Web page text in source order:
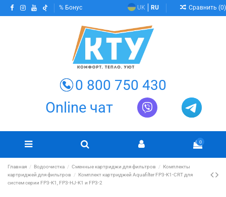
Бонус UK RU Сравнить (0)
0 800 750 430
Online чат
0
Главная Водоочистка Сменные картриджи для фильтров
Комплекты
картриджей для фильтров
Комплект картриджей Aquafilter FP3-K1-CRT для
систем серии FP3-K1, FP3-HJ-K1 и FP3-2